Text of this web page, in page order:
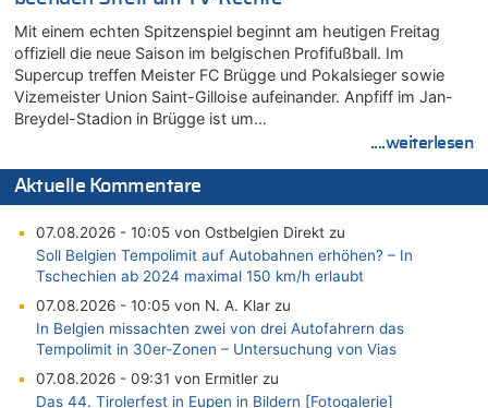
Mit einem echten Spitzenspiel beginnt am heutigen Freitag
offiziell die neue Saison im belgischen Profifußball. Im
Supercup treffen Meister FC Brügge und Pokalsieger sowie
Vizemeister Union Saint-Gilloise aufeinander. Anpfiff im Jan-
Breydel-Stadion in Brügge ist um…
....weiterlesen
Aktuelle Kommentare
07.08.2026 - 10:05 von Ostbelgien Direkt zu
Soll Belgien Tempolimit auf Autobahnen erhöhen? – In
Tschechien ab 2024 maximal 150 km/h erlaubt
07.08.2026 - 10:05 von N. A. Klar zu
In Belgien missachten zwei von drei Autofahrern das
Tempolimit in 30er-Zonen – Untersuchung von Vias
07.08.2026 - 09:31 von Ermitler zu
Das 44. Tirolerfest in Eupen in Bildern [Fotogalerie]